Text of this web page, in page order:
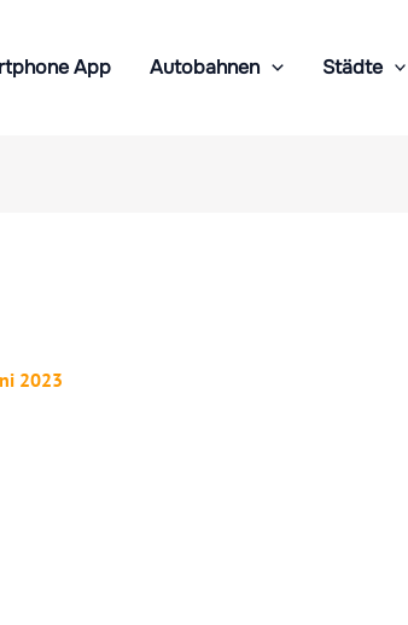
App Autobahnen Städte
2023